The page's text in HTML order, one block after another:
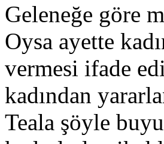
Geleneğe göre
Oysa ayette
vermesi ifade
kadından
Teala şöyle